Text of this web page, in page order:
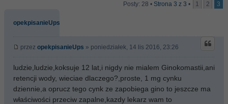
Posty: 28 • Strona 3 z 3 • 1 2 3
opekpisanieUps
przez opekpisanieUps » poniedziałek, 14 lis 2016, 23:26
ludzie,ludzie,koksuje 12 lat,i nigdy nie mialem Ginokomastii,ani
retencji wody, wieciae dlaczego?,proste, 1 mg cynku
dziennie,a oprucz tego cynk ze zapobiega gino to jeszcze ma
właściwości przeciw zapalne,kazdy lekarz wam to